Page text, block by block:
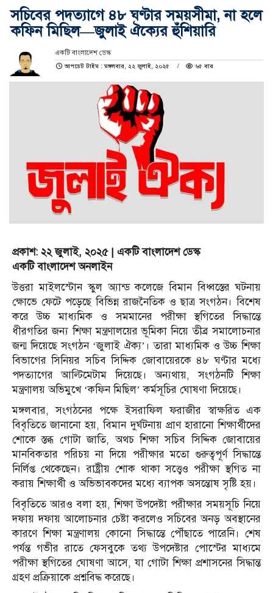
সচিবের পদত্যাগে ৪৮ ঘণ্টার সময়সীমা, না হলে
কফিন মিছিল—জুলাই ঐক্যের হুঁশিয়ারি
একটি বাংলাদেশ ডেস্ক
আপডেট টাইম : মঙ্গলবার, ২২ জুলাই, ২০২৫
৬৫ বার
প্রকাশ: ২২ জুলাই, ২০২৫ | একটি বাংলাদেশ ডেস্ক
একটি বাংলাদেশ অনলাইন
উত্তরা মাইলস্টোন স্কুল অ্যান্ড কলেজে বিমান বিধ্বস্তের ঘটনায়
ক্ষোভে ফেটে পড়েছে বিভিন্ন রাজনৈতিক ও ছাত্র সংগঠন। বিশেষ
করে উচ্চ মাধ্যমিক ও সমমানের পরীক্ষা স্থগিতের সিদ্ধান্তে
ধীরগতির জন্য শিক্ষা মন্ত্রণালয়ের ভূমিকা নিয়ে তীব্র সমালোচনার
জন্ম দিয়েছে সংগঠন ‘জুলাই ঐক্য’। তারা মাধ্যমিক ও উচ্চ শিক্ষা
বিভাগের সিনিয়র সচিব সিদ্দিক জোবায়েরকে ৪৮ ঘণ্টার মধ্যে
পদত্যাগের আল্টিমেটাম দিয়েছে। অন্যথায়, সংগঠনটি শিক্ষা
মন্ত্রণালয় অভিমুখে ‘কফিন মিছিল’ কর্মসূচির ঘোষণা দিয়েছে।
মঙ্গলবার, সংগঠনের পক্ষে ইসরাফিল ফরাজীর স্বাক্ষরিত এক
বিবৃতিতে জানানো হয়, বিমান দুর্ঘটনায় প্রাণ হারানো শিক্ষার্থীদের
শোকে স্তব্ধ গোটা জাতি, অথচ শিক্ষা সচিব সিদ্দিক জোবায়ের
মানবিকতার পরিচয় না দিয়ে পরীক্ষার মতো গুরুত্বপূর্ণ সিদ্ধান্তে
নির্লিপ্ত থেকেছেন। রাষ্ট্রীয় শোক থাকা সত্ত্বেও পরীক্ষা স্থগিত না
করায় শিক্ষার্থী ও অভিভাবকদের মধ্যে ব্যাপক অসন্তোষ সৃষ্টি হয়।
বিবৃতিতে আরও বলা হয়, শিক্ষা উপদেষ্টা পরীক্ষার সময়সূচি নিয়ে
দফায় দফায় আলোচনার চেষ্টা করলেও সচিবের অনড় অবস্থানের
কারণে শিক্ষা মন্ত্রণালয় কোনো সিদ্ধান্তে পৌঁছাতে পারেনি। শেষ
পর্যন্ত গভীর রাতে ফেসবুকে তথ্য উপদেষ্টার পোস্টের মাধ্যমে
পরীক্ষা স্থগিতের ঘোষণা আসে, যা গোটা শিক্ষা প্রশাসনের সিদ্ধান্ত
গ্রহণ প্রক্রিয়াকে প্রশ্নবিদ্ধ করেছে।